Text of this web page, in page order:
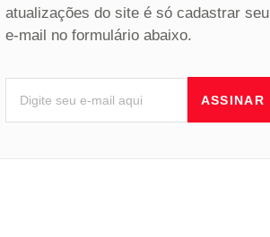
atualizações do site é só cadastrar seu
e-mail no formulário abaixo.
ASSINAR